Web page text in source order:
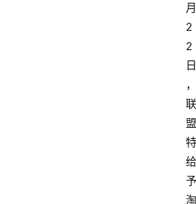
月
2
2
日
，
联
盟
特
给
予
淘